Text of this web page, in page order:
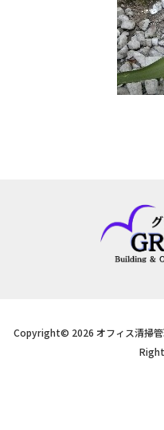
Copyright© 2026 オフィス清掃管